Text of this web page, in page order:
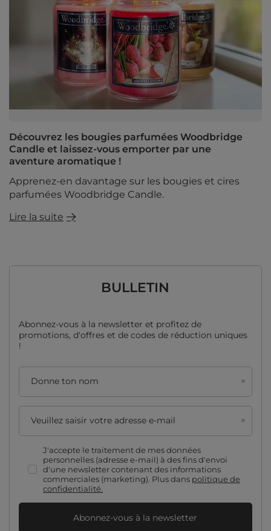
Découvrez les bougies parfumées Woodbridge
Candle et laissez-vous emporter par une
aventure aromatique !
Apprenez-en davantage sur les bougies et cires
parfumées Woodbridge Candle.
Lire la suite
BULLETIN
Abonnez-vous à la newsletter et profitez de
promotions, d'offres et de codes de réduction uniques
!
Donne ton nom
Veuillez saisir votre adresse e-mail
J'accepte le traitement de mes données
personnelles (adresse e-mail) à des fins d'envoi
d'une newsletter contenant des informations
commerciales (marketing). Plus dans politique de
confidentialité.
Abonnez-vous à la newsletter